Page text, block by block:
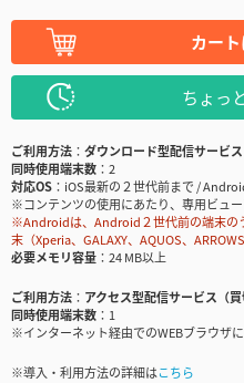
カー
ちょっ
ご利用方法
ダウンロード型配信サービス
同時使用端末数
2
対応OS
iOS最新の２世代前まで /
※コンテンツの使用にあたり、専用ビュ
※Androidは、Android２世代前の端末の
末（Xperia、GALAXY、AQUOS、
必要メモリ容量
24 MB以上
ご利用方法
アクセス型配信サービス（買
同時使用端末数
1
※インターネット経由でのWEBブラウザ
※導入・利用方法の詳細はこちら